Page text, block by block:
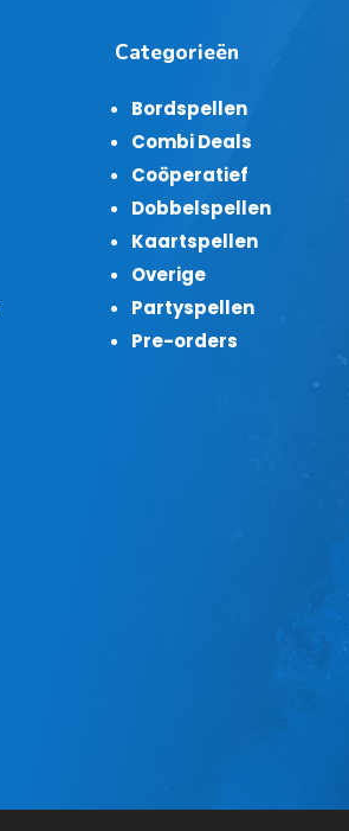
Categorieën
Bordspellen
Combi Deals
Coöperatief
Dobbelspellen
Kaartspellen
Overige
Partyspellen
Pre-orders